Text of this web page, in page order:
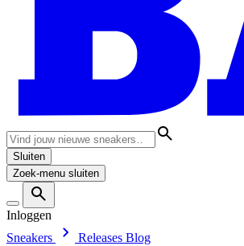
Sluiten
Zoek-menu sluiten
Inloggen
Sneakers
Releases Blog